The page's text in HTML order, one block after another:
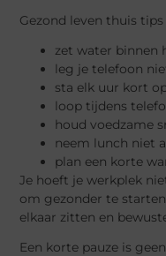
Gezond leven thuis
zet water binnen
leg je telefoon
sta elk uur kort
loop tijdens
houd voedzame
neem lunch niet
plan een korte
Je hoeft je werkplek
om gezonder te
elkaar zitten en
Een korte pauze is